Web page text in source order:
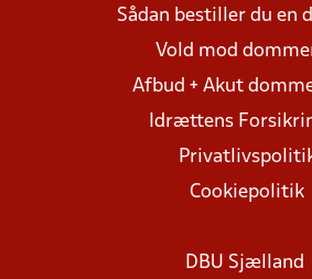
Sådan bestiller du en
Vold mod
Afbud + Akut
Idrættens
Cookiepolitik
DBU Sjælland